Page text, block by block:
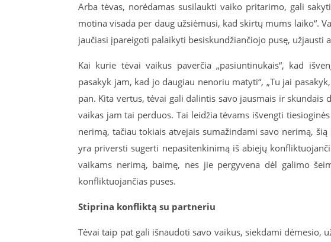
Arba tėvas, norėdamas susilaukti vaiko pritarimo, gali
motina visada per daug užsiėmusi, kad skirtų mums laiko“.
jaučiasi įpareigoti palaikyti besiskundžiančiojo pusę, užjausti
Kai kurie tėvai vaikus paverčia „pasiuntinukais“, kad
pasakyk jam, kad jo daugiau nenoriu matyti“, „Tu jai
pan. Kita vertus, tėvai gali dalintis savo jausmais ir
vaikas jam tai perduos. Tai leidžia tėvams išvengti
nerimą, tačiau tokiais atvejais sumažindami savo nerimą,
yra priversti sugerti nepasitenkinimą iš abiejų
vaikams nerimą, baimę, nes jie pergyvena dėl galimo
konfliktuojančias puses.
Stiprina konfliktą su partneriu
Tėvai taip pat gali išnaudoti savo vaikus, siekdami dėmesio,